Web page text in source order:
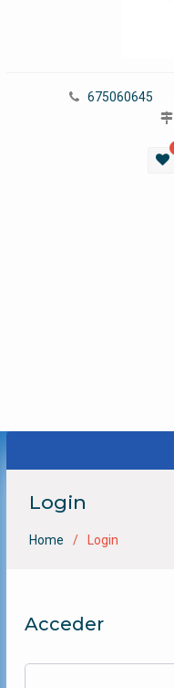
675060645
Login
Home Login
Acceder